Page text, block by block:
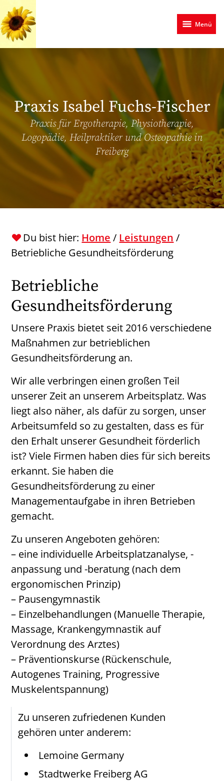
Zum
Hauptinhalt
springen
Menü
Praxis Isabel Fuchs-Fischer
Praxis für Ergotherapie, Physiotherapie,
Logopädie, Heilpraktiker und Osteopathie in
Freiberg
Du bist hier: Home / Leistungen /
Betriebliche Gesundheitsförderung
Betriebliche
Gesundheitsförderung
Unsere Praxis bietet seit 2016 verschiedene
Maßnahmen zur betrieblichen
Gesundheitsförderung an.
Wir alle verbringen einen großen Teil
unserer Zeit an unserem Arbeitsplatz. Was
liegt also näher, als dafür zu sorgen, unser
Arbeitsumfeld so zu gestalten, dass es für
den Erhalt unserer Gesundheit förderlich
ist? Viele Firmen haben dies für sich bereits
erkannt. Sie haben die
Gesundheitsförderung zu einer
Managementaufgabe in ihren Betrieben
gemacht.
Zu unseren Angeboten gehören:
– eine individuelle Arbeitsplatzanalyse, -
anpassung und -beratung (nach dem
ergonomischen Prinzip)
– Pausengymnastik
– Einzelbehandlungen (Manuelle Therapie,
Massage, Krankengymnastik auf
Verordnung des Arztes)
– Präventionskurse (Rückenschule,
Autogenes Training, Progressive
Muskelentspannung)
Zu unseren zufriedenen Kunden
gehören unter anderem:
Lemoine Germany
Stadtwerke Freiberg AG